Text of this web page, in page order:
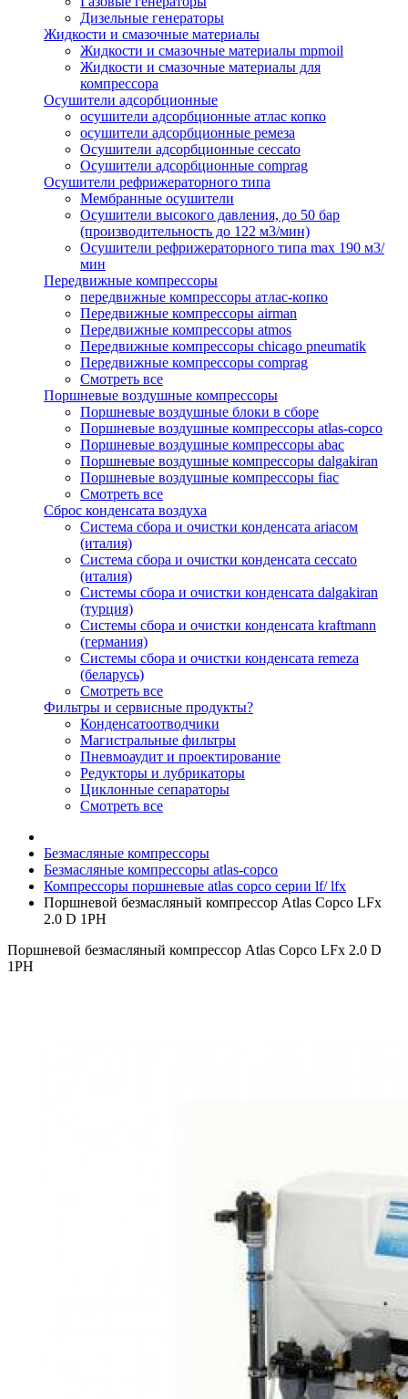
Дизельные генераторы
Жидкости и смазочные материалы
Жидкости и смазочные материалы mpmoil
Жидкости и смазочные материалы для
компрессора
Осушители адсорбционные
осушители адсорбционные атлас копко
осушители адсорбционные ремеза
Осушители адсорбционные ceccato
Осушители адсорбционные comprag
Осушители рефрижераторного типа
Мембранные осушители
Осушители высокого давления, до 50 бар
(производительность до 122 м3/мин)
Осушители рефрижераторного типа max 190 м3/
мин
Передвижные компрессоры
передвижные компрессоры атлас-копко
Передвижные компрессоры airman
Передвижные компрессоры atmos
Передвижные компрессоры chicago pneumatik
Передвижные компрессоры comprag
Смотреть все
Поршневые воздушные компрессоры
Поршневые воздушные блоки в сборе
Поршневые воздушные компрессоры atlas-copco
Поршневые воздушные компрессоры abac
Поршневые воздушные компрессоры dalgakiran
Поршневые воздушные компрессоры fiac
Смотреть все
Сброс конденсата воздуха
Система сбора и очистки конденсата ariacом
(италия)
Система сбора и очистки конденсата ceccato
(италия)
Системы сбора и очистки конденсата dalgakiran
(турция)
Системы сбора и очистки конденсата kraftmann
(германия)
Системы сбора и очистки конденсата remeza
(беларусь)
Смотреть все
Фильтры и сервисные продукты?
Конденсатоотводчики
Магистральные фильтры
Пневмоаудит и проектирование
Редукторы и лубрикаторы
Циклонные сепараторы
Смотреть все
Безмасляные компрессоры
Безмасляные компрессоры atlas-copco
Компрессоры поршневые atlas copco серии lf/ lfx
Поршневой безмасляный компрессор Atlas Copco LFx
2.0 D 1PH
Поршневой безмасляный компрессор Atlas Copco LFx 2.0 D
1PH